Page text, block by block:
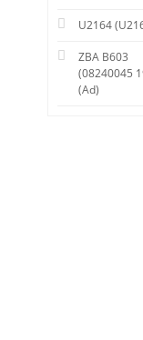
U2164
ZBA B603
(08240045
(Ad)